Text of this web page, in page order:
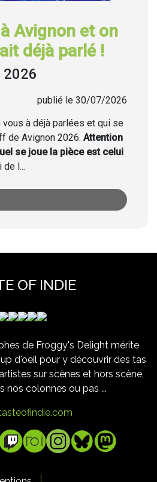
Avignon et on
déjà parlé !
2026
publié le 30/07/2026
à déjà parlées et qui se
de Avignon 2026. Attention
se joue la pièce est celui
l...
OF INDIE
de Froggy's Delight mérite
d'oeil pour y découvrir des tas
sur scènes et hors scène,
nos colonnes ou pas ...